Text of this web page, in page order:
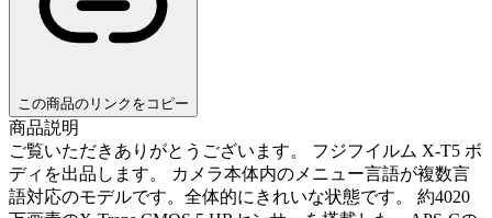
この商品のリンクをコピー
商品説明
ご覧いただきありがとうございます。 フジフイルム X-T5 ボ
ディを出品します。 カメラ本体内のメニュー言語が複数言
語対応のモデルです。全体的にきれいな状態です。 約4020